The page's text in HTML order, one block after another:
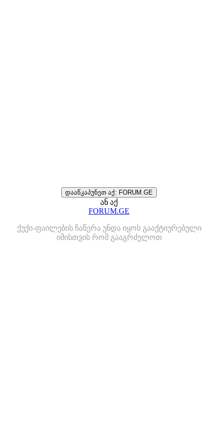
დააწკაპუნეთ აქ: FORUM.GE
ან აქ
FORUM.GE
ქუქი-ფაილების ჩაწერა უნდა იყოს გააქტიურებული
იმისთვის რომ გააგრძელოთ